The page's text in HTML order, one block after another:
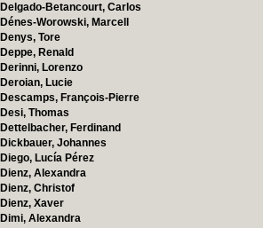
Delgado-Betancourt, Carlos
Dénes-Worowski, Marcell
Denys, Tore
Deppe, Renald
Derinni, Lorenzo
Deroian, Lucie
Descamps, François-Pierre
Desi, Thomas
Dettelbacher, Ferdinand
Dickbauer, Johannes
Diego, Lucía Pérez
Dienz, Alexandra
Dienz, Christof
Dienz, Xaver
Dimi, Alexandra